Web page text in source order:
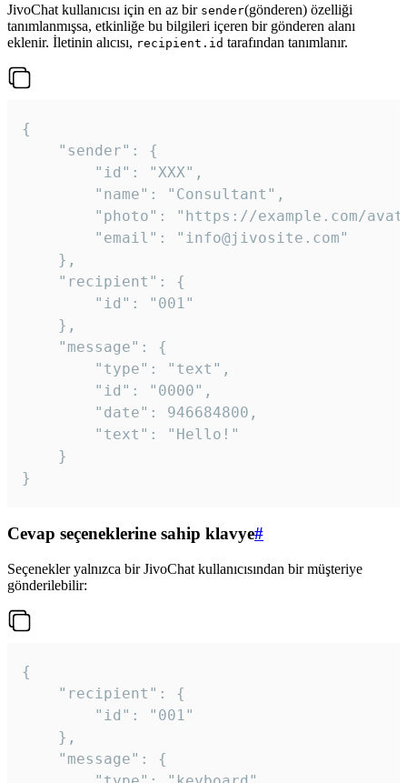
JivoChat kullanıcısı için en az bir sender(gönderen) özelliği
tanımlanmışsa, etkinliğe bu bilgileri içeren bir gönderen alanı
eklenir. İletinin alıcısı, recipient.id tarafından tanımlanır.
{
}
Cevap seçeneklerine sahip klavye#
Seçenekler yalnızca bir JivoChat kullanıcısından bir müşteriye
gönderilebilir:
{